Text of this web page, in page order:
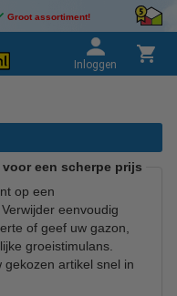
Groot assortiment!
Inloggen
een scherpe prijs
op een
eenvoudig
of geef uw gazon,
groeistimulans.
artikel snel in